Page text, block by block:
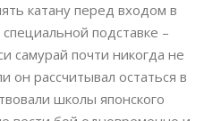
катану перед входом в
подставке –
самурай почти никогда не
он рассчитывал остаться в
школы японского